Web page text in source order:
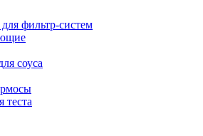
фильтр-систем
соуса
теста